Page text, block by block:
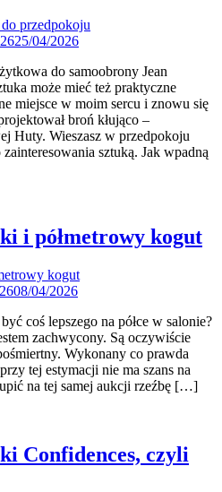
25/04/2026
do samoobrony Jean
może mieć też praktyczne
miejsce w moim sercu i znowu się
broń kłująco –
Huty. Wieszasz w przedpokoju
sztuką. Jak wpadną
i półmetrowy kogut
08/04/2026
coś lepszego na półce w salonie?
zachwycony. Są oczywiście
Wykonany co prawda
tej estymacji nie ma szans na
na tej samej aukcji rzeźbę […]
Confidences, czyli